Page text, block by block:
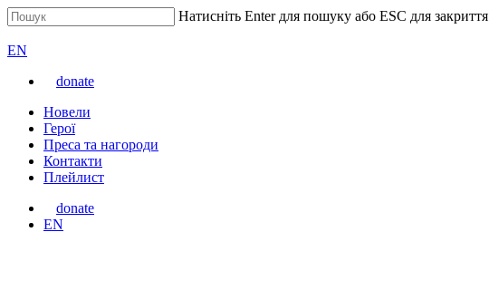
Перейти
до
основного
Натисніть Enter для пошуку або ESC для закриття
пошук
Перемкнути
сайту
EN
donate
МенюНовели
Герої
Преса та нагороди
Контакти
Плейлист
donate
Перемкнути
EN